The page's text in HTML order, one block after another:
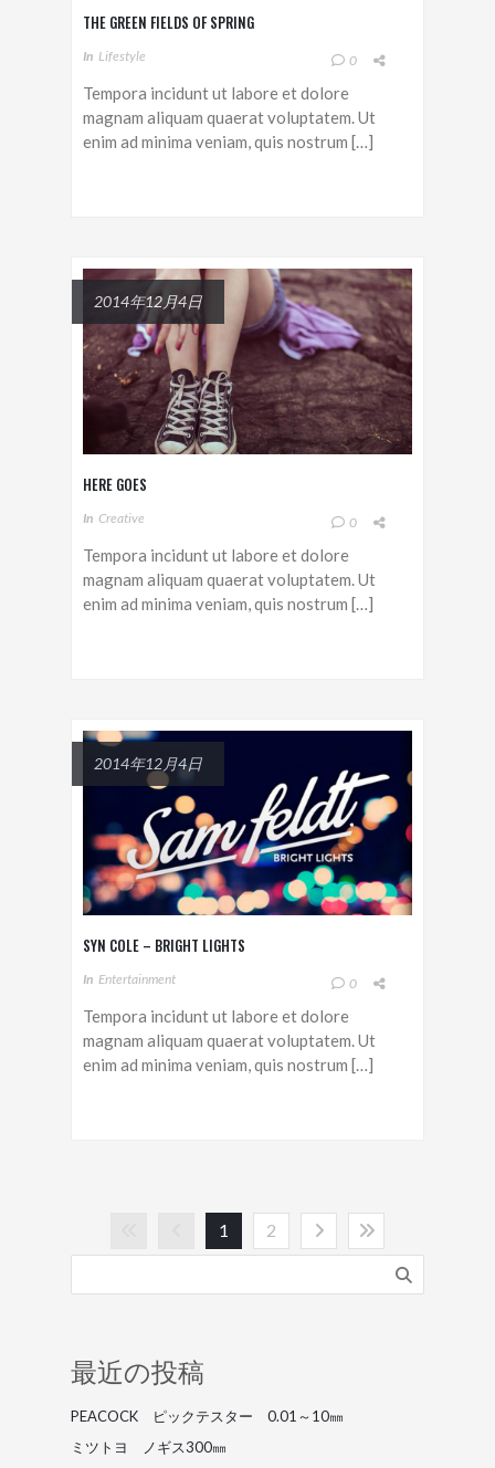
THE GREEN FIELDS OF SPRING
In Lifestyle 0
Tempora incidunt ut labore et dolore
magnam aliquam quaerat voluptatem. Ut
enim ad minima veniam, quis nostrum […]
2014年12月4日
HERE GOES
In Creative 0
Tempora incidunt ut labore et dolore
magnam aliquam quaerat voluptatem. Ut
enim ad minima veniam, quis nostrum […]
2014年12月4日
SYN COLE – BRIGHT LIGHTS
In Entertainment 0
Tempora incidunt ut labore et dolore
magnam aliquam quaerat voluptatem. Ut
enim ad minima veniam, quis nostrum […]
1 2
最近の投稿
PEACOCK ピックテスター 0.01～10㎜
ミツトヨ ノギス300㎜